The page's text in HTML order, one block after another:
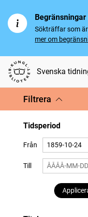
Sökträffar som
mer om
Svenska
Filtrera
Tidsperiod
Från
Till